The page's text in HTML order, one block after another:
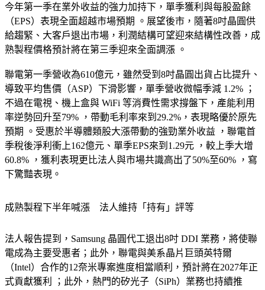
114元，交易量逾22萬張。根據本土投顧最新報告指出，聯電
今年第一季在業外收益的強力加持下，單季獲利與每股盈餘
（EPS）表現全面超越市場預期 。展望後市，隨著8吋晶圓供
給趨緊、大客戶退出市場，利潤結構可望迎來結構性改善，成
聯電第一季營收為610億元，雖然受到8吋晶圓出貨占比提升、
導致平均售價（ASP）下滑影響，單季營收微幅季減 1.2% ；
不過在電視、機上盒與 WiFi 等消費性需求撐盤下，產能利用
率逆勢回升至79% ，帶動毛利率來到29.2%，表現略優於原先
預期 。受惠於半導體類股大漲帶動的強勁業外收益 ，聯電首
季稅後淨利衝上162億元、單季EPS來到1.29元 ，較上季大增
60.8% ，獲利表現更比法人與市場共識高出了50%至60% ，寫
法人報告提到，Samsung 晶圓代工退出8吋 DDI 業務，將使聯
電成為主要受惠者；此外，聯電與美系晶片巨頭英特爾
（Intel）合作的12奈米專案進度相當順利，預計將在2027年正